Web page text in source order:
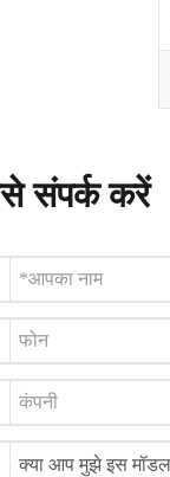
संपर्क करें